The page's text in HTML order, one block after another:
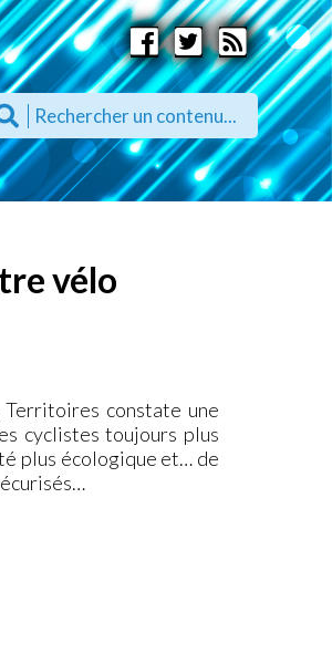
vélo
constate une
cyclistes toujours plus
plus écologique et… de